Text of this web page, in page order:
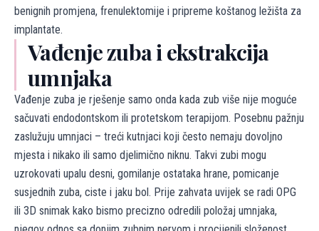
benignih promjena, frenulektomije i pripreme koštanog ležišta za
implantate.
Vađenje zuba i ekstrakcija
umnjaka
Vađenje zuba je rješenje samo onda kada zub više nije moguće
sačuvati endodontskom ili protetskom terapijom. Posebnu pažnju
zaslužuju umnjaci – treći kutnjaci koji često nemaju dovoljno
mjesta i nikako ili samo djelimično niknu. Takvi zubi mogu
uzrokovati upalu desni, gomilanje ostataka hrane, pomicanje
susjednih zuba, ciste i jaku bol. Prije zahvata uvijek se radi OPG
ili 3D snimak kako bismo precizno odredili položaj umnjaka,